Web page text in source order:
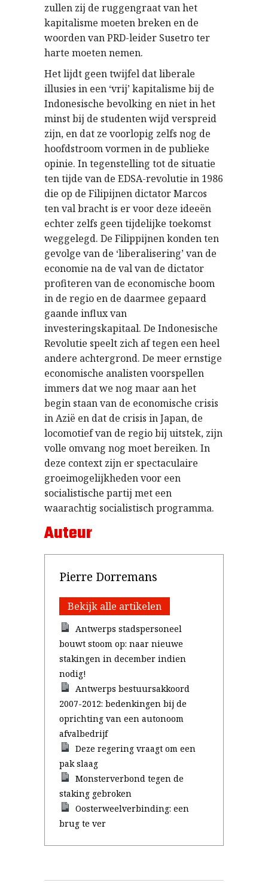
zullen zij de ruggengraat van het
kapitalisme moeten breken en de
woorden van PRD-leider Susetro ter
harte moeten nemen.
Het lijdt geen twijfel dat liberale
illusies in een ‘vrij’ kapitalisme bij de
Indonesische bevolking en niet in het
minst bij de studenten wijd verspreid
zijn, en dat ze voorlopig zelfs nog de
hoofdstroom vormen in de publieke
opinie. In tegenstelling tot de situatie
ten tijde van de EDSA-revolutie in 1986
die op de Filipijnen dictator Marcos
ten val bracht is er voor deze ideeën
echter zelfs geen tijdelijke toekomst
weggelegd. De Filippijnen konden ten
gevolge van de ‘liberalisering’ van de
economie na de val van de dictator
profiteren van de economische boom
in de regio en de daarmee gepaard
gaande influx van
investeringskapitaal. De Indonesische
Revolutie speelt zich af tegen een heel
andere achtergrond. De meer ernstige
economische analisten voorspellen
immers dat we nog maar aan het
begin staan van de economische crisis
in Azië en dat de crisis in Japan, de
locomotief van de regio bij uitstek, zijn
volle omvang nog moet bereiken. In
deze context zijn er spectaculaire
groeimogelijkheden voor een
socialistische partij met een
waarachtig socialistisch programma.
Auteur
Pierre Dorremans
Bekijk alle artikelen
Antwerps stadspersoneel
bouwt stoom op: naar nieuwe
stakingen in december indien
nodig!
Antwerps bestuursakkoord
2007-2012: bedenkingen bij de
oprichting van een autonoom
afvalbedrijf
Deze regering vraagt om een
pak slaag
Monsterverbond tegen de
staking gebroken
Oosterweelverbinding: een
brug te ver